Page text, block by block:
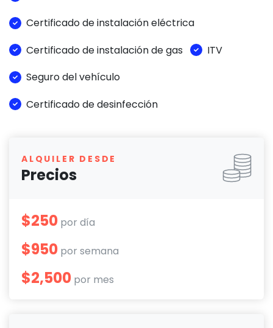
Certificado de instalación eléctrica
Certificado de instalación de gas
ITV
Seguro del vehículo
Certificado de desinfección
ALQUILER DESDE
Precios
$250 por día
$950 por semana
$2,500 por mes